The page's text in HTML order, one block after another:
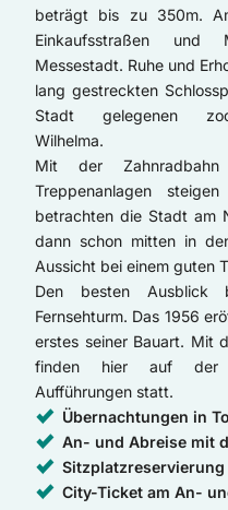
beträgt bis zu 350m.
Einkaufsstraßen und
Messestadt. Ruhe und
lang gestreckten
Stadt gelegenen
Wilhelma.
Mit der
Treppenanlagen
betrachten die Stadt am
dann schon mitten in
Aussicht bei einem guten
Den besten Ausblick
Fernsehturm. Das 1956
erstes seiner Bauart. Mit
finden hier auf der
Aufführungen statt.
Übernachtungen in
An- und Abreise mit
Sitzplatzreservierung
City-Ticket am An-